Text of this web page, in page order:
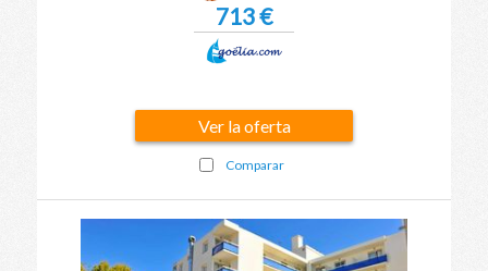
713 €
Ver la oferta
Comparar